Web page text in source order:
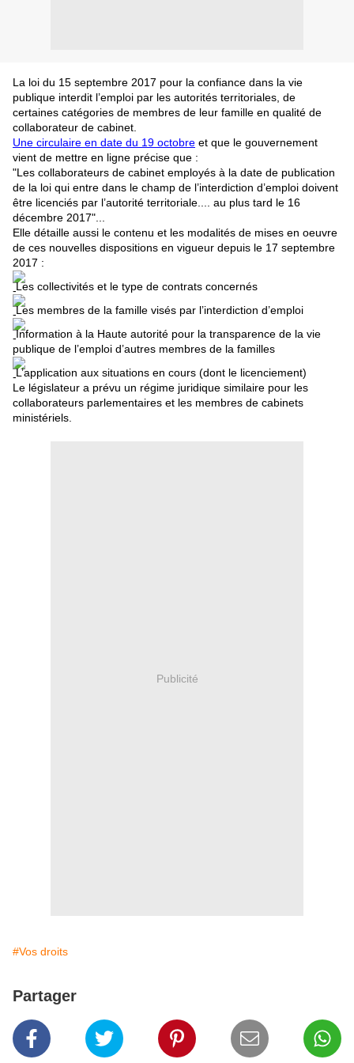
La loi du 15 septembre 2017 pour la confiance dans la vie
publique interdit l’emploi par les autorités territoriales, de
certaines catégories de membres de leur famille en qualité de
collaborateur de cabinet.
Une circulaire en date du 19 octobre et que le gouvernement
vient de mettre en ligne précise que :
"Les collaborateurs de cabinet employés à la date de publication
de la loi qui entre dans le champ de l’interdiction d’emploi doivent
être licenciés par l’autorité territoriale.... au plus tard le 16
décembre 2017"...
Elle détaille aussi le contenu et les modalités de mises en oeuvre
de ces nouvelles dispositions en vigueur depuis le 17 septembre
2017 :
Les collectivités et le type de contrats concernés
Les membres de la famille visés par l’interdiction d’emploi
Information à la Haute autorité pour la transparence de la vie
publique de l’emploi d’autres membres de la familles
L’application aux situations en cours (dont le licenciement)
Le législateur a prévu un régime juridique similaire pour les
collaborateurs parlementaires et les membres de cabinets
ministériels.
Publicité
#Vos droits
Partager